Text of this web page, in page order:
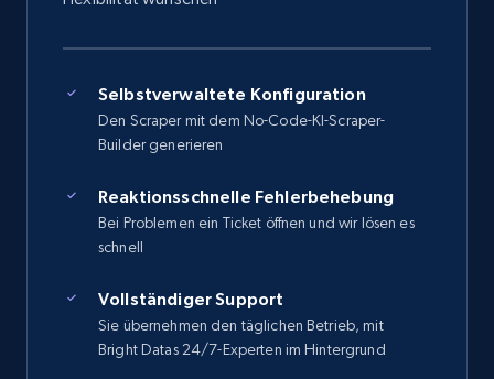
Selbstverwaltete Konfiguration
Den Scraper mit dem No-Code-KI-Scraper-
Builder generieren
Reaktionsschnelle Fehlerbehebung
Bei Problemen ein Ticket öffnen und wir lösen es
schnell
Vollständiger Support
Sie übernehmen den täglichen Betrieb, mit
Bright Datas 24/7-Experten im Hintergrund